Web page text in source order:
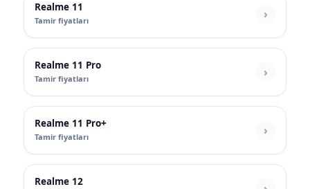
Realme 11
Tamir fiyatları
Realme 11 Pro
Tamir fiyatları
Realme 11 Pro+
Tamir fiyatları
Realme 12